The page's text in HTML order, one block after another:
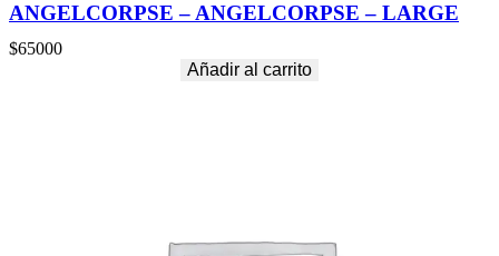
ANGELCORPSE – ANGELCORPSE – LARGE
$65000
Añadir al carrito